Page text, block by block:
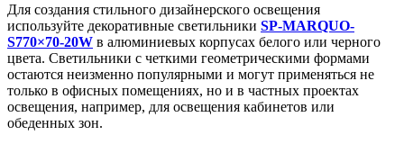
Для создания стильного дизайнерского освещения
используйте декоративные светильники SP-MARQUO-
S770×70-20W в алюминиевых корпусах белого или черного
цвета. Светильники с четкими геометрическими формами
остаются неизменно популярными и могут применяться не
только в офисных помещениях, но и в частных проектах
освещения, например, для освещения кабинетов или
обеденных зон.